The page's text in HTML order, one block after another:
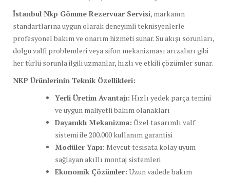
İstanbul Nkp Gömme Rezervuar Servisi, markanın
standartlarına uygun olarak deneyimli teknisyenlerle
profesyonel bakım ve onarım hizmeti sunar. Su akışı sorunları,
dolgu valfi problemleri veya sifon mekanizması arızaları gibi
her türlü sorunla ilgili uzmanlar, hızlı ve etkili çözümler sunar.
NKP Ürünlerinin Teknik Özellikleri:
Yerli Üretim Avantajı: Hızlı yedek parça temini
ve uygun maliyetli bakım olanakları
Dayanıklı Mekanizma: Özel tasarımlı valf
sistemi ile 200.000 kullanım garantisi
Modüler Yapı: Mevcut tesisata kolay uyum
sağlayan akıllı montaj sistemleri
Ekonomik Çözümler: Uzun vadede bakım